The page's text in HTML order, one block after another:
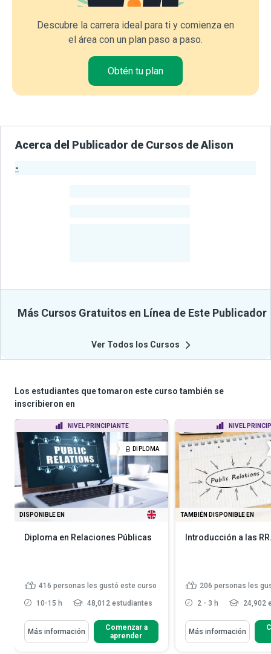
Descubre la carrera ideal para ti y comienza en
el área con un plan paso a paso.
Obtén tu plan
Acerca del Publicador de Cursos de Alison
-
Más Cursos Gratuitos en Línea de Este Publicador
Ver Todos los Cursos
Los estudiantes que tomaron este curso también se
inscribieron en
NIVEL PRINCIPIANTE
DIPLOMA
DISPONIBLE EN
Diploma en Relaciones Públicas
416 personas les gustó este curso
10-15 h 48,012 estudiantes
Más información
Comenzar a
aprender
NIVEL
TAMBIÉN DISPONIBLE EN
Introducción a las
206 personas les
2 - 3 h 24,902
Más información